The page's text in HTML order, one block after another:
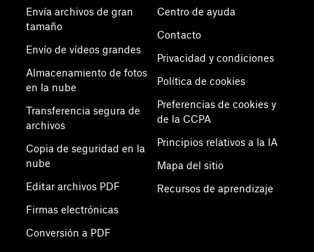
Envía archivos de gran
tamaño
Envío de vídeos grandes
Almacenamiento de fotos
en la nube
Transferencia segura de
archivos
Copia de seguridad en la
nube
Editar archivos PDF
Firmas electrónicas
Conversión a PDF
Centro de ayuda
Contacto
Privacidad y condiciones
Política de cookies
Preferencias de cookies y
de la CCPA
Principios relativos a la IA
Mapa del sitio
Recursos de aprendizaje